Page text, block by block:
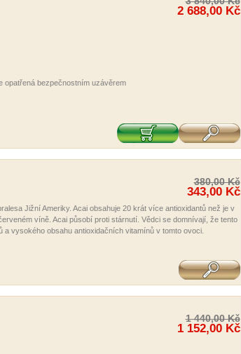
2 688,00 Kč
opatřená bezpečnostním uzávěrem
380,00 Kč
343,00 Kč
Jižní Ameriky. Acai obsahuje 20 krát více antioxidantů než je v
víně. Acai působí proti stárnutí. Vědci se domnívají, že tento
vysokého obsahu antioxidačních vitamínů v tomto ovoci.
1 440,00 Kč
1 152,00 Kč